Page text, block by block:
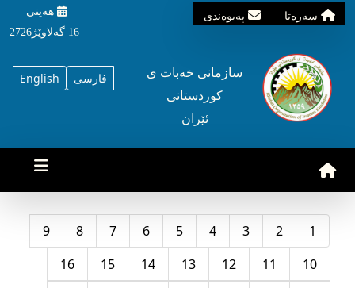
سه‌ره‌تا په‌یوه‌ندی
هه‌ینی
16 گه‌لاوێژ2726
English فارسی
سازمانی خه‌بات ی
کوردستانی
ئێران
1
2
3
4
5
6
7
8
9
10
11
12
13
14
15
16